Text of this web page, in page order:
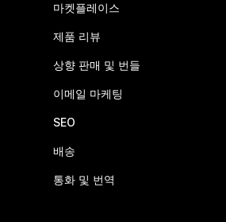
마켓플레이스
제품 리뷰
상향 판매 및 번들
이메일 마케팅
SEO
배송
통화 및 번역